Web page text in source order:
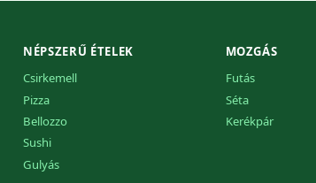
NÉPSZERŰ ÉTELEK
Csirkemell
Pizza
Bellozzo
Sushi
Gulyás
MOZGÁS
Futás
Séta
Kerékpár